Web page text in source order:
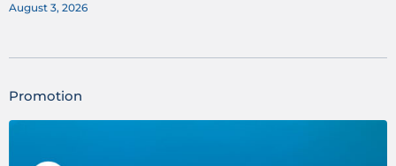
August 3, 2026
Promotion